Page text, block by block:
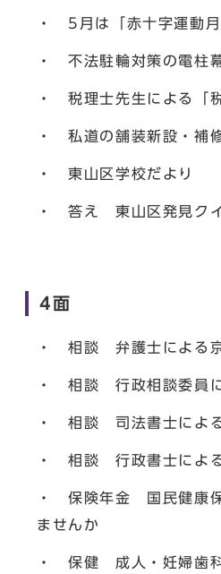
・ 5月は「赤十字運動月
・ 不法駐輪対策の電柱
・ 税理士先生による「
・ 私道の舗装新設・補
・ 東山区学校だより
・ 答え 東山区発見ク
4面
・ 相談 弁護士による
・ 相談 行政相談委員
・ 相談 司法書士によ
・ 相談 行政書士によ
・ 保険年金 国民健康
ませんか
・ 保健 成人・妊婦歯